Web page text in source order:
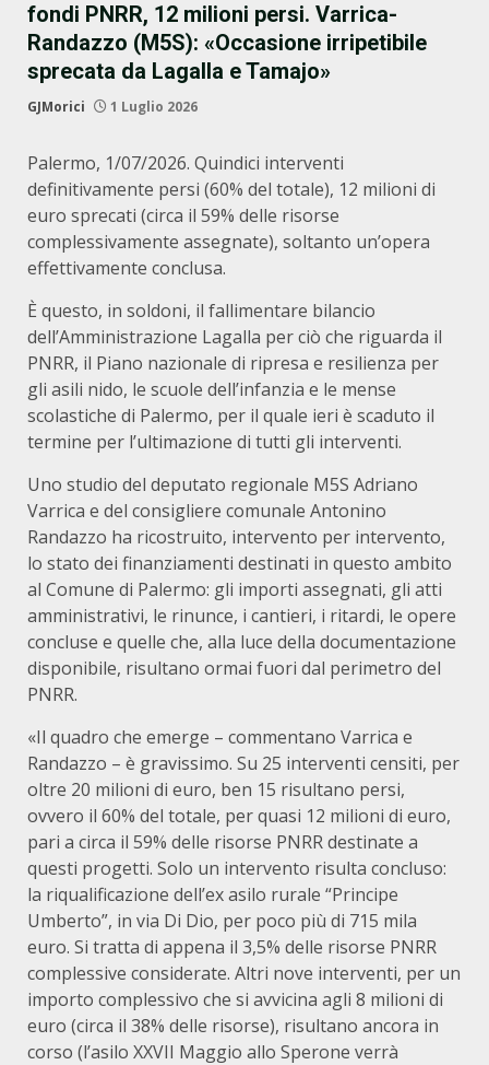
fondi PNRR, 12 milioni persi. Varrica-
Randazzo (M5S): «Occasione irripetibile
sprecata da Lagalla e Tamajo»
GJMorici 1 Luglio 2026
Palermo, 1/07/2026. Quindici interventi
definitivamente persi (60% del totale), 12 milioni di
euro sprecati (circa il 59% delle risorse
complessivamente assegnate), soltanto un’opera
effettivamente conclusa.
È questo, in soldoni, il fallimentare bilancio
dell’Amministrazione Lagalla per ciò che riguarda il
PNRR, il Piano nazionale di ripresa e resilienza per
gli asili nido, le scuole dell’infanzia e le mense
scolastiche di Palermo, per il quale ieri è scaduto il
termine per l’ultimazione di tutti gli interventi.
Uno studio del deputato regionale M5S Adriano
Varrica e del consigliere comunale Antonino
Randazzo ha ricostruito, intervento per intervento,
lo stato dei finanziamenti destinati in questo ambito
al Comune di Palermo: gli importi assegnati, gli atti
amministrativi, le rinunce, i cantieri, i ritardi, le opere
concluse e quelle che, alla luce della documentazione
disponibile, risultano ormai fuori dal perimetro del
PNRR.
«Il quadro che emerge – commentano Varrica e
Randazzo – è gravissimo. Su 25 interventi censiti, per
oltre 20 milioni di euro, ben 15 risultano persi,
ovvero il 60% del totale, per quasi 12 milioni di euro,
pari a circa il 59% delle risorse PNRR destinate a
questi progetti. Solo un intervento risulta concluso:
la riqualificazione dell’ex asilo rurale “Principe
Umberto”, in via Di Dio, per poco più di 715 mila
euro. Si tratta di appena il 3,5% delle risorse PNRR
complessive considerate. Altri nove interventi, per un
importo complessivo che si avvicina agli 8 milioni di
euro (circa il 38% delle risorse), risultano ancora in
corso (l’asilo XXVII Maggio allo Sperone verrà